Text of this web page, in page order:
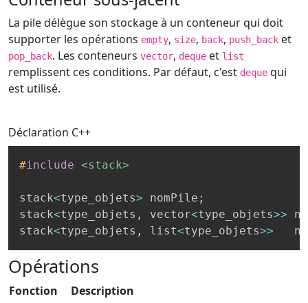
La pile délègue son stockage à un conteneur qui doit
supporter les opérations empty, size, back, push_back et
pop_back. Les conteneurs vector, deque et list
remplissent ces conditions. Par défaut, c'est deque qui
est utilisé.
Déclaration C++
#include <stack>
stack<type_objets> nomPile ;
stack<type_objets , vector<type_objets>>
stack<type_objets , list<type_objets>>
Opérations
Fonction Description